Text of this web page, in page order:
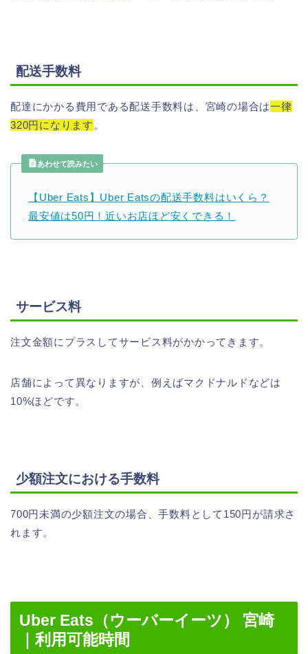
配送手数料
配達にかかる費用である配送手数料は、宮崎の場合は一律
320円になります 。
あわせて読みたい
【Uber Eats】Uber Eatsの配送手数料はいくら？
最安値は50円！近いお店ほど安くできる！
サービス料
注文金額にプラスしてサービス料がかかってきます。
店舗によって異なりますが、例えばマクドナルドなどは
10%ほどです。
少額注文における手数料
700円未満の少額注文の場合、手数料として150円が請求さ
れます。
Uber Eats（ウーバーイーツ） 宮崎
｜利用可能時間